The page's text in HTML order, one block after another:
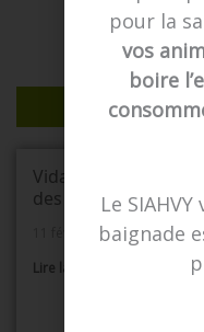
o
k
t
e
r
NOS
Vidange du bassin
des Ulis
11 février 2026
Lire la suite »
pour la
vos
boire
Le
baignade